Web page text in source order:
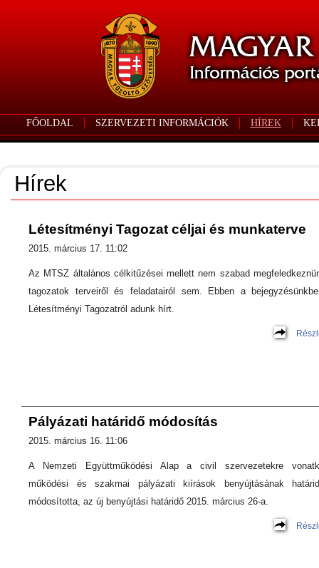
FŐOLDAL SZERVEZETI INFORMÁCIÓK HÍREK
Hírek
Létesítményi Tagozat céljai és munkaterve
2015. március 17. 11:02
Az MTSZ általános célkitűzései mellett nem szabad
tagozatok terveiről és feladatairól sem. Ebben a
Létesítményi Tagozatról adunk hírt.
Pályázati határidő módosítás
2015. március 16. 11:06
A Nemzeti Együttműködési Alap a civil szervezetekre
működési és szakmai pályázati kiírások benyújtásának
módosította, az új benyújtási határidő 2015. március 26-a.